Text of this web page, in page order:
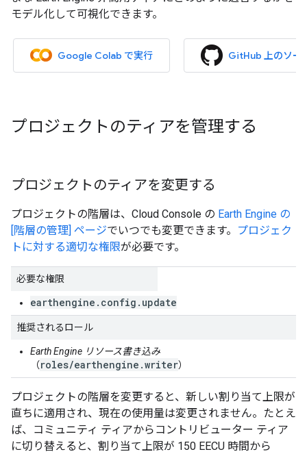
モデル化して可視化できます。
Google Colab で実行 GitHub 上のソー
プロジェクトのティアを管理する
プロジェクトのティアを変更する
プロジェクトの階層は、Cloud Console の Earth Engine の
[階層の管理] ページでいつでも変更できます。
プロジェク
トに対する適切な権限が必要です。
必要な権限
earthengine.config.update
推奨されるロール
Earth Engine リソース書き込み
（roles/earthengine.writer）
プロジェクトの階層を変更すると、新しい割り当て上限が
直ちに適用され、現在の使用量は変更されません。たとえ
ば、コミュニティ ティアからコントリビューター ティア
に切り替えると、割り当て上限が 150 EECU 時間から